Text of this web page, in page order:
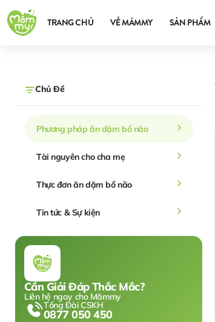
TRANG CHỦ VỀ MĂMMY SẢN PHẨM
Chủ Đề
Phương pháp ăn dặm bổ não
Tài nguyên cho cha mẹ
Thực đơn ăn dặm bổ não
Tin tức & Sự kiện
Cần Giải Đáp Thắc Mắc?
Liên hệ ngay cho Mămmy
Tổng Đài CSKH
0877 050 450